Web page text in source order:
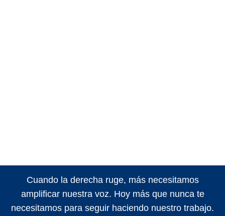
Cuando la derecha ruge, más necesitamos
amplificar nuestra voz. Hoy más que nunca te
necesitamos para seguir haciendo nuestro trabajo.